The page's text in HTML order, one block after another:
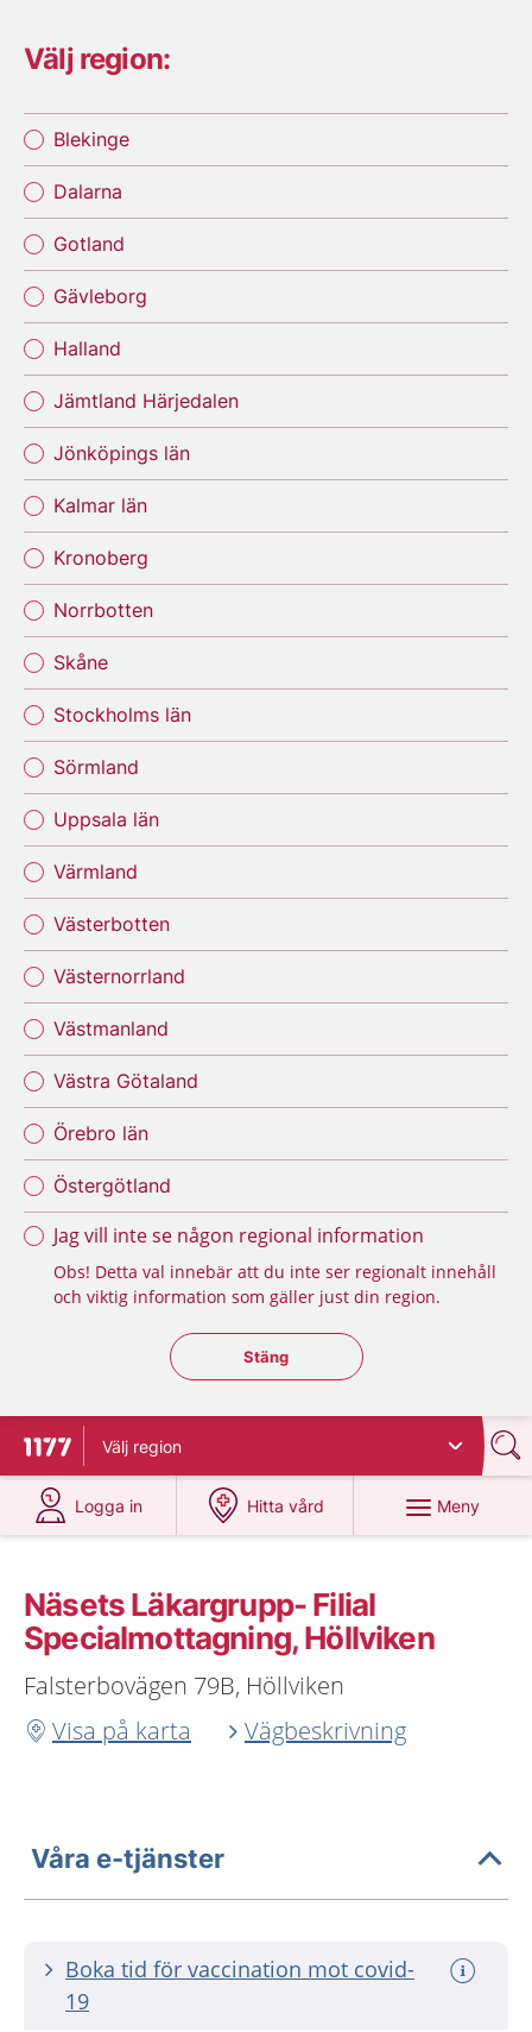
Välj region:
Blekinge
Dalarna
Gotland
Gävleborg
Halland
Jämtland Härjedalen
Jönköpings län
Kalmar län
Kronoberg
Norrbotten
Skåne
Stockholms län
Sörmland
Uppsala län
Värmland
Västerbotten
Västernorrland
Västmanland
Västra Götaland
Örebro län
Östergötland
Jag vill inte se någon regional information
Obs! Detta val innebär att du inte ser regionalt innehåll
och viktig information som gäller just din region.
Stäng regionsväljaren
Stäng
Till startsidan för 1177
Välj region
Logga in
på 1177.se
Hitta vård
på 1177.se
Meny
Näsets Läkargrupp- Filial
Specialmottagning, Höllviken
Falsterbovägen 79B, Höllviken
Visa på karta
Vägbeskrivning
Våra e-tjänster
Boka tid för vaccination mot covid-
19